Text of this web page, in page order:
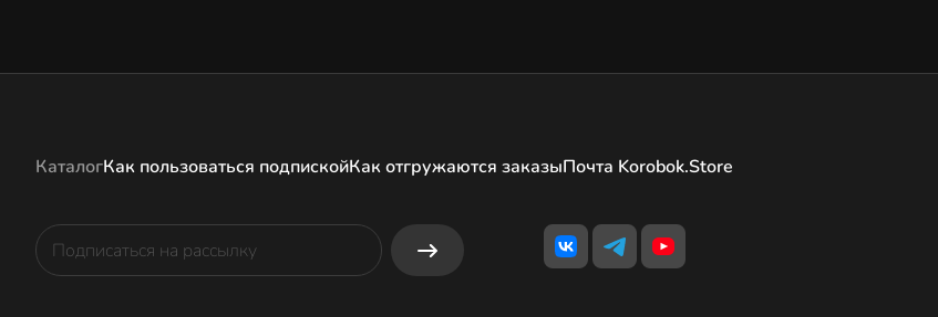
КаталогКак пользоваться подпискойКак отгружаются заказыПочта Korobok.Store